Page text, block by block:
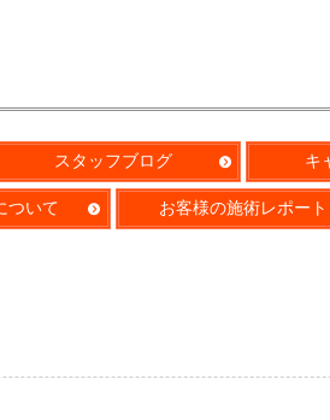
スタッフブログ キ
ついて お客様の施術レポート